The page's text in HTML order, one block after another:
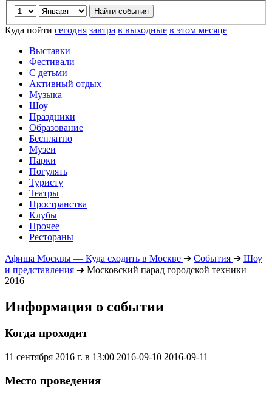
Куда пойти сегодня завтра в выходные в этом месяце
Выставки
Фестивали
С детьми
Активный отдых
Музыка
Шоу
Праздники
Образование
Бесплатно
Музеи
Парки
Погулять
Туристу
Театры
Пространства
Клубы
Прочее
Рестораны
Афиша Москвы — Куда сходить в Москве ➔ События ➔ Шоу
и представления ➔ Московский парад городской техники
2016
Информация о событии
Когда проходит
11 сентября 2016 г. в 13:00 2016-09-10 2016-09-11
Место проведения